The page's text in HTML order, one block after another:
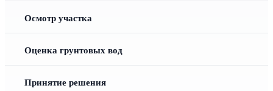
Осмотр участка
Оценка грунтовых вод
Принятие решения